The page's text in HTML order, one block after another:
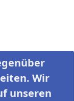
Wir
unseren